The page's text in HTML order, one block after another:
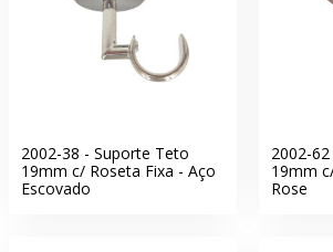
2002-38 - Suporte Teto
19mm c/ Roseta Fixa - Aço
Escovado
2002-
19mm
Rose